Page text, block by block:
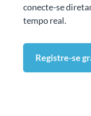
conecte-se
tempo real.
Registre-se